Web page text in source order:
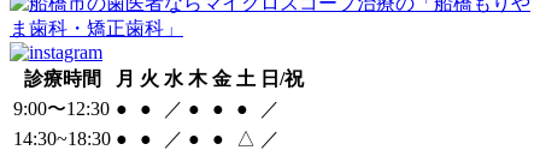
診療時間 月 火 水 木 金 土 日/祝
9:00〜12:30 ● ● ／ ● ● ●
／
14:30~18:30 ● ● ／ ● ● △ ／